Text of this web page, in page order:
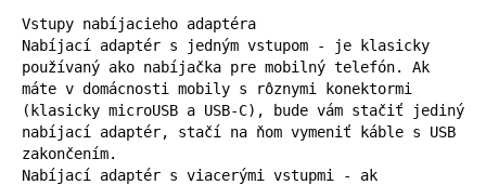
Vstupy nabíjacieho adaptéra
Nabíjací adaptér s jedným vstupom - je klasicky
používaný ako nabíjačka pre mobilný telefón. Ak
máte v domácnosti mobily s rôznymi konektormi
(klasicky microUSB a USB-C), bude vám stačiť jediný
nabíjací adaptér, stačí na ňom vymeniť káble s USB
zakončením.
Nabíjací adaptér s viacerými vstupmi - ak